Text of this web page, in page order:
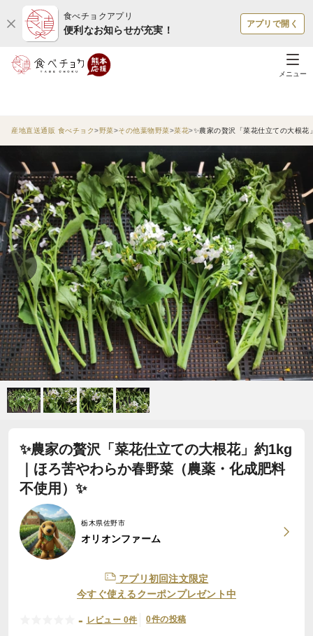
食べチョクアプリ
便利なお知らせが充実！
アプリで開く
メニュー
産地直送通販 食べチョク 野菜 その他葉物野菜 菜花 ✨農家の贅沢「菜花仕立ての大根
✨農家の贅沢「菜花仕立ての大根花」約1kg
｜ほろ苦やわらか春野菜（農薬・化成肥料
不使用）✨
栃木県佐野市
オリオンファーム
アプリ初回注文限定
今すぐ使えるクーポンプレゼント中
- レビュー 0件 0件の投稿